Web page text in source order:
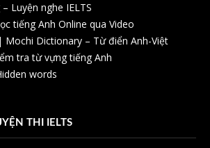
Luyện nghe IELTS
tiếng Anh Online qua Video
Dictionary – Từ điển Anh-Việt
tra từ vựng tiếng Anh
words
THI IELTS